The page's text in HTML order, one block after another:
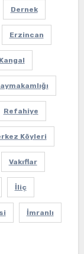
Dernek
Erzincan
Kangal
Refahiye
Köyleri
Vakıflar
İliç
İmranlı